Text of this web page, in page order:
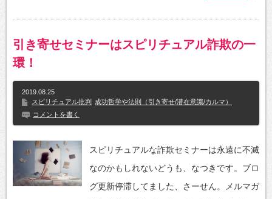
引き寄せセミナーはスピリチュアル詐欺の一
環！
2019.08.25
スピリチュアル批判 成功哲学や法則（引き寄せ/潜在意識/カルマ）
コメントを書く
スピリチュアルな詐欺セミナーは永遠に不滅
なのかもしれないどうも、なつきです。ブロ
グ更新停滞してました、さーせん。メルマガ